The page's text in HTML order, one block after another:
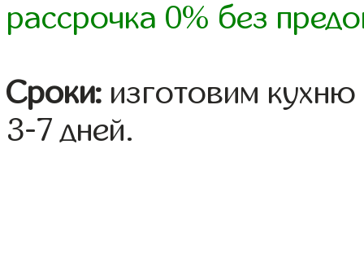
рассрочка 0% без
Сроки: изготовим
3-7 дней.